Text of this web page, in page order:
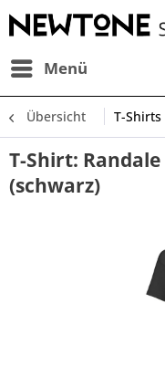
Menü
Übersicht T-Shirts
T-Shirt: Randale
(schwarz)